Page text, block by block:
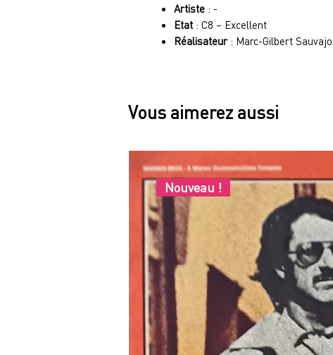
Artiste : -
Etat : C8 – Excellent
Réalisateur : Marc-Gilbert
Vous aimerez aussi
Nouveau !